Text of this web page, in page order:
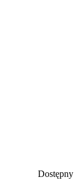
Dostępny